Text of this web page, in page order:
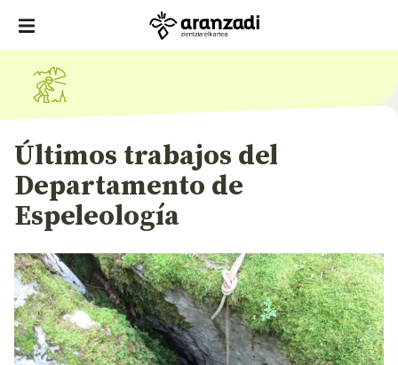
Últimos trabajos del
Departamento de
Espeleología